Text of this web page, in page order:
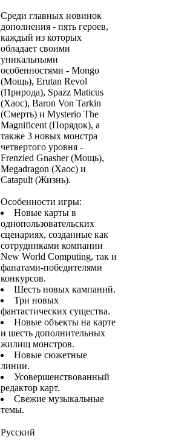
Среди главных новинок
дополнения - пять героев,
каждый из которых
обладает своими
уникальными
особенностями - Mongo
(Мощь), Erutan Revol
(Природа), Spazz Maticus
(Хаос), Baron Von Tarkin
(Смерть) и Mysterio The
Magnificent (Порядок), а
также 3 новых монстра
четвертого уровня -
Frenzied Gnasher (Мощь),
Megadragon (Хаос) и
Catapult (Жизнь).
Особенности игры:
Новые карты в
однопользовательских
сценариях, созданные как
сотрудниками компании
New World Computing, так и
фанатами-победителями
конкурсов.
Шесть новых кампаний.
Три новых
фантастических существа.
Новые объекты на карте
и шесть дополнительных
жилищ монстров.
Новые сюжетные
линии.
Усовершенствованный
редактор карт.
Свежие музыкальные
темы.
Русский